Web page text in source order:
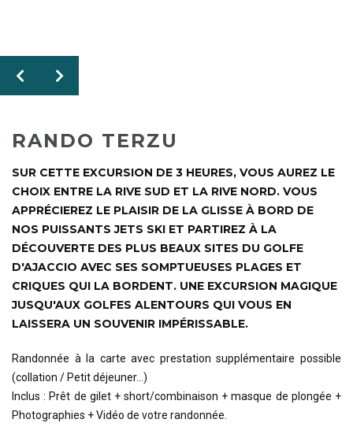
RANDO TERZU
SUR CETTE EXCURSION DE 3 HEURES, VOUS AUREZ LE
CHOIX ENTRE LA RIVE SUD ET LA RIVE NORD. VOUS
APPRÉCIEREZ LE PLAISIR DE LA GLISSE À BORD DE
NOS PUISSANTS JETS SKI ET PARTIREZ À LA
DÉCOUVERTE DES PLUS BEAUX SITES DU GOLFE
D'AJACCIO AVEC SES SOMPTUEUSES PLAGES ET
CRIQUES QUI LA BORDENT. UNE EXCURSION MAGIQUE
JUSQU'AUX GOLFES ALENTOURS QUI VOUS EN
LAISSERA UN SOUVENIR IMPÉRISSABLE.
Randonnée à la carte avec prestation supplémentaire possible
(collation / Petit déjeuner...)
Inclus : Prêt de gilet + short/combinaison + masque de plongée +
Photographies + Vidéo de votre randonnée.